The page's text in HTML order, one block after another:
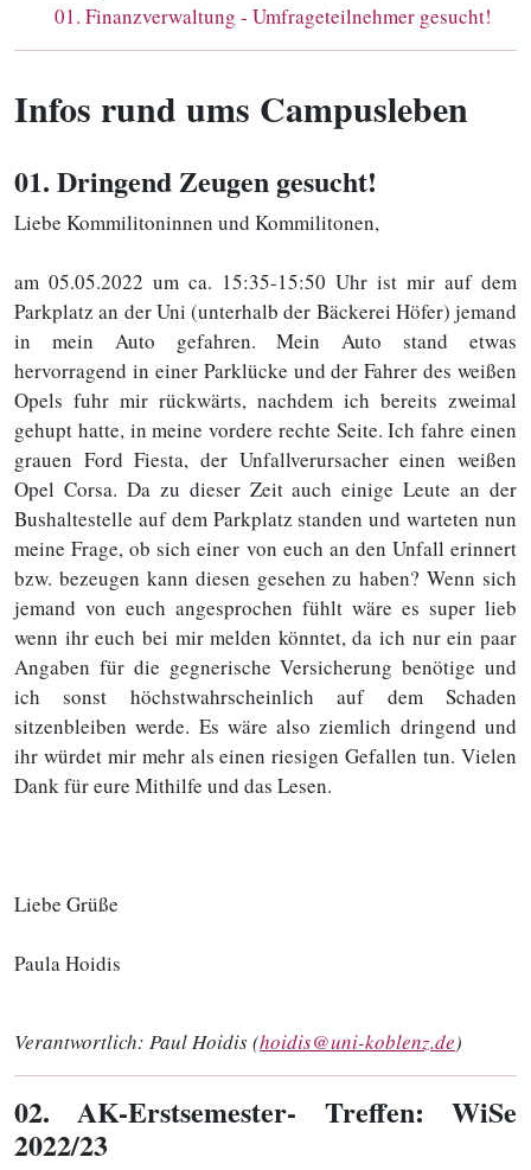
01. Finanzverwaltung - Umfrageteilnehmer gesucht!
Infos rund ums Campusleben
01. Dringend Zeugen gesucht!
Liebe Kommilitoninnen und Kommilitonen,
am 05.05.2022 um ca. 15:35-15:50 Uhr ist mir auf dem
Parkplatz an der Uni (unterhalb der Bäckerei Höfer) jemand
in mein Auto gefahren. Mein Auto stand etwas
hervorragend in einer Parklücke und der Fahrer des weißen
Opels fuhr mir rückwärts, nachdem ich bereits zweimal
gehupt hatte, in meine vordere rechte Seite. Ich fahre einen
grauen Ford Fiesta, der Unfallverursacher einen weißen
Opel Corsa. Da zu dieser Zeit auch einige Leute an der
Bushaltestelle auf dem Parkplatz standen und warteten nun
meine Frage, ob sich einer von euch an den Unfall erinnert
bzw. bezeugen kann diesen gesehen zu haben? Wenn sich
jemand von euch angesprochen fühlt wäre es super lieb
wenn ihr euch bei mir melden könntet, da ich nur ein paar
Angaben für die gegnerische Versicherung benötige und
ich sonst höchstwahrscheinlich auf dem Schaden
sitzenbleiben werde. Es wäre also ziemlich dringend und
ihr würdet mir mehr als einen riesigen Gefallen tun. Vielen
Dank für eure Mithilfe und das Lesen.
Liebe Grüße
Paula Hoidis
Verantwortlich: Paul Hoidis (hoidis@uni-koblenz.de)
02. AK-Erstsemester- Treffen: WiSe
2022/23